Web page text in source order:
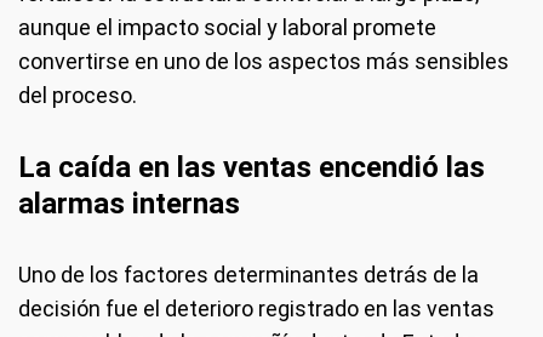
aunque el impacto social y laboral promete
convertirse en uno de los aspectos más sensibles
del proceso.
La caída en las ventas encendió las
alarmas internas
Uno de los factores determinantes detrás de la
decisión fue el deterioro registrado en las ventas